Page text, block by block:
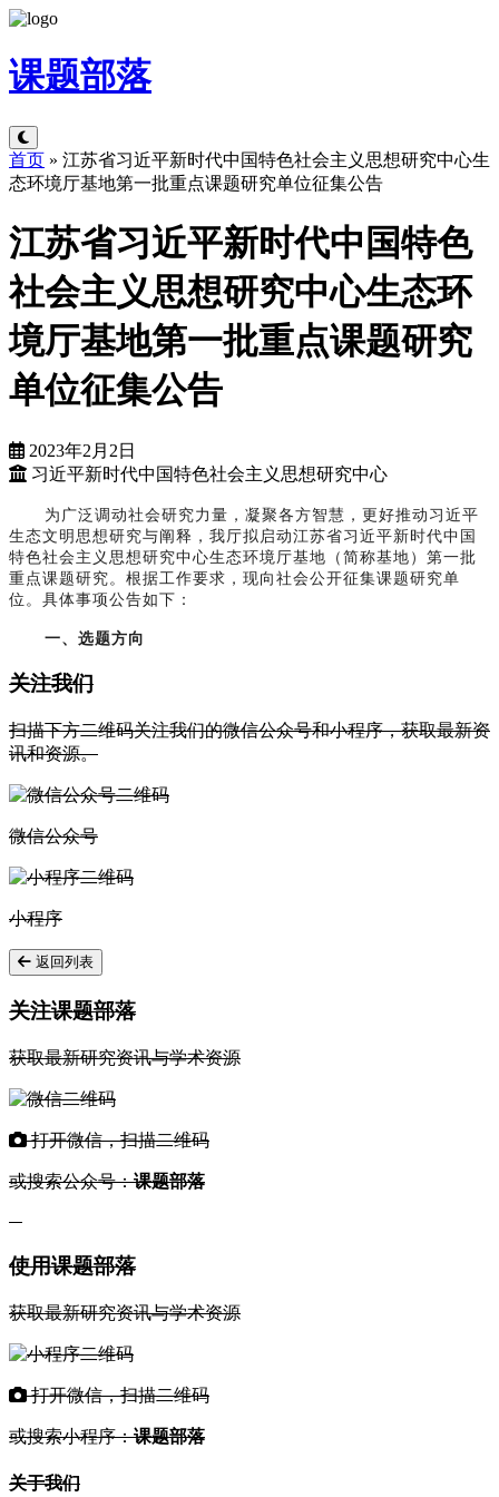
课题部落
首页 » 江苏省习近平新时代中国特色社会主义思想研究中心生
态环境厅基地第一批重点课题研究单位征集公告
江苏省习近平新时代中国特色
社会主义思想研究中心生态环
境厅基地第一批重点课题研究
单位征集公告
2023年2月2日
习近平新时代中国特色社会主义思想研究中心
为广泛调动社会研究力量，凝聚各方智慧，更好推动习近平
生态文明思想研究与阐释，我厅拟启动江苏省习近平新时代中国
特色社会主义思想研究中心生态环境厅基地（简称基地）第一批
重点课题研究。根据工作要求，现向社会公开征集课题研究单
位。具体事项公告如下：
一、选题方向
关注我们
扫描下方二维码关注我们的微信公众号和小程序，获取最新资
讯和资源。
微信公众号
小程序
返回列表
关注课题部落
获取最新研究资讯与学术资源
打开微信，扫描二维码
或搜索公众号：课题部落
使用课题部落
获取最新研究资讯与学术资源
打开微信，扫描二维码
或搜索小程序：课题部落
关于我们